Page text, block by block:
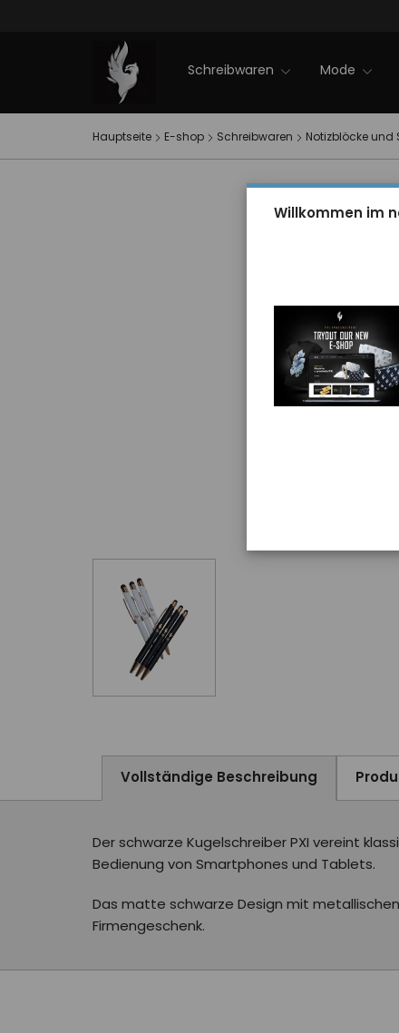
Willkommen im
Schreibwaren Mode
Firmenveranstaltungen
NEWS 2025
Sale
PXI-Winterkollektion
EVENT PXI
Kontakt
Hauptseite E-shop Schreibwaren Notizblöcke und
Vollständige Beschreibung
Der schwarze Kugelschreiber PXI vereint
Bedienung von Smartphones und Tablets.
Das matte schwarze Design mit
Firmengeschenk.